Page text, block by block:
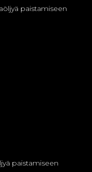
paistamiseen
paistamiseen